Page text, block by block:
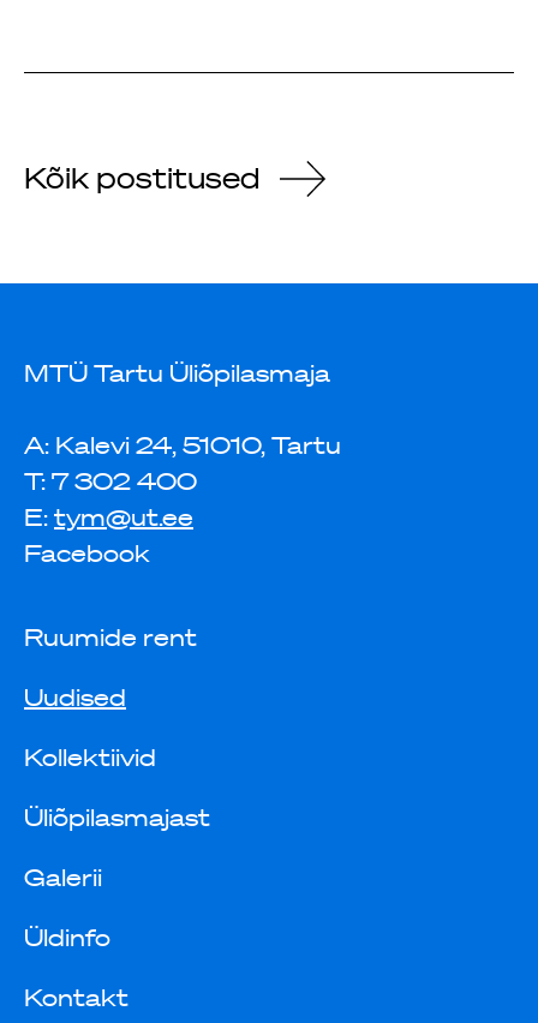
Kõik postitused
MTÜ Tartu Üliõpilasmaja
A: Kalevi 24, 51010, Tartu
T: 7 302 400
E: tym@ut.ee
Facebook
Ruumide rent
Uudised
Kollektiivid
Üliõpilasmajast
Galerii
Üldinfo
Kontakt